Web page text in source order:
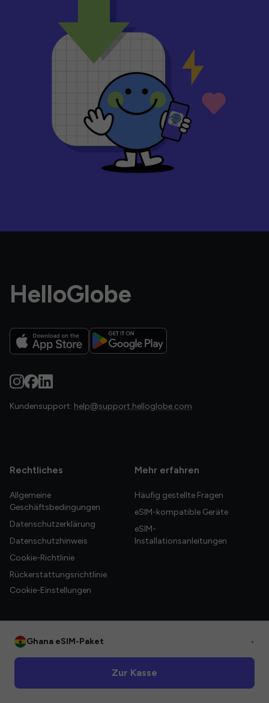
HelloGlobe
Kundensupport: help@support.helloglobe.com
Rechtliches
Allgemeine
Geschäftsbedingungen
Datenschutzerklärung
Datenschutzhinweis
Cookie-Richtlinie
Rückerstattungsrichtlinie
Cookie-Einstellungen
Mehr erfahren
Häufig gestellte Fragen
eSIM-kompatible Geräte
eSIM-
Installationsanleitungen
Ghana eSIM-Paket •
Zur Kasse